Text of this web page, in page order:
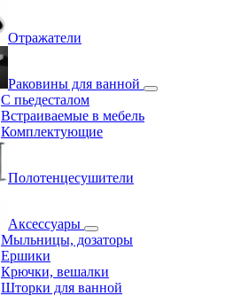
Отражатели
Раковины для ванной
С пьедесталом
Встраиваемые в мебель
Комплектующие
Полотенцесушители
Аксессуары
Мыльницы, дозаторы
Ершики
Крючки, вешалки
Шторки для ванной